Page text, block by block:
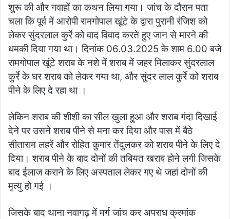
शुरू की और गवाहों का कथन लिया गया। जांच के दौरान पता
चला कि पूर्व में आरोपी रामगोपाल खूंटे के द्वारा पुरानी रंजिश को
लेकर सुंदरलाल कुर्रे को वाद विवाद करते हुए जान से मारने की
धमकी दिया गया था। दिनांक 06.03.2025 के शाम 6.00 बजे
रामगोपाल खूंटे शराब के नशे में शराब में जहर मिलाकर सुंदरलाल
कुर्रे के घर शराब को लेकर गया था, और सुंदर लाल कुर्रे को शराब
पीने के लिए दे रहा था ।
लेकिन शराब की शीशी का सील खुला हुआ और शराब गंदा दिखाई
देने पर उसने शराब पीने से मना कर दिया और पास में बैठे
सीताराम लहरें और रोहित कुमार तेंदुलकर को शराब पीने के लिए दे
दिया। शराब पीने के बाद दोनों की तबियत खराब होने लगी जिसके
बाद ईलाज कराने के लिए अस्पताल लेकर गए थे जहां दोनों की
मृत्यु हो गई ।
जिसके बाद थाना नवागढ़ में मर्ग जांच कर अपराध क्रमांक